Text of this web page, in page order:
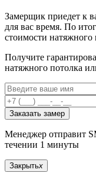
Замерщик приедет к
для вас время. По
стоимости натяжного
Получите
натяжного потолка
Заказать замер
Менеджер отправит
течении 1 минуты
Закрытьx